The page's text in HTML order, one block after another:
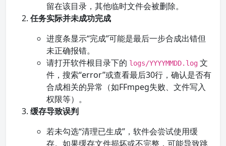
留在该目录，其他临时文件会被删除。
任务实际并未成功完成
进度条显示“完成”可能是最后一步合成出错但
未正确报错。
请打开软件根目录下的 logs/YYYYMMDD.log 文
件，搜索“error”或查看最后30行，确认是否有
合成相关的异常（如FFmpeg失败、文件写入
权限等）。
缓存导致误判
若未勾选“清理已生成”，软件会尝试使用缓
存。如果缓存文件损坏或不完整，可能导致跳